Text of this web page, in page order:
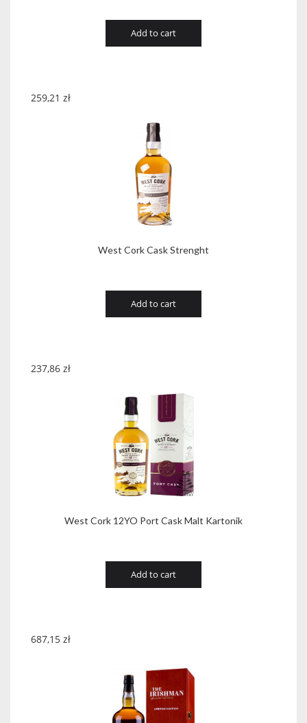
Add to cart
West Cork Cask Strenght
259,21 zł
Add to cart
West Cork 12YO Port Cask Malt Kartonik
237,86 zł
Add to cart
687,15 zł